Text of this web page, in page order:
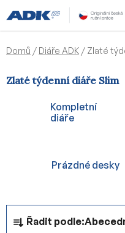
na
obsah
Domů / Diáře ADK / Zlaté
Zlaté týdenní diáře Slim
Kompletní
diáře
Prázdné desky
Ř
Řadit podle: